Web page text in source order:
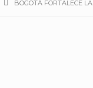
BOGOTÁ FORTALECE